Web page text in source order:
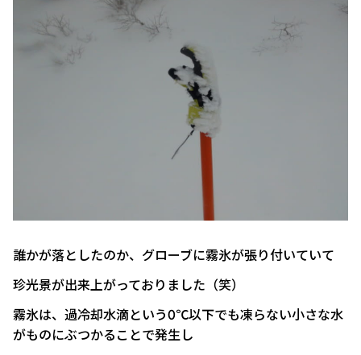
誰かが落としたのか、グローブに霧氷が張り付いていて
珍光景が出来上がっておりました（笑）
霧氷は、過冷却水滴という0℃以下でも凍らない小さな水
がものにぶつかることで発生し